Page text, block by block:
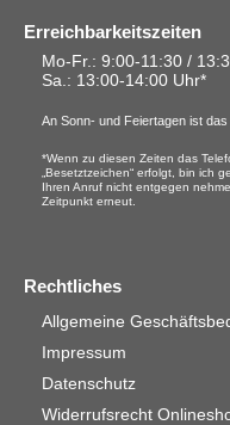
Erreichbarkeitszeiten
Mo-Fr.: 9:00-11:30 /
Sa. : 13:00-14:00 Uhr*
An Sonn- und Feiertagen ist das
*Wenn zu diesen Zeiten das
„Besetztzeichen“ erfolgt, bin ich
Ihren Anruf nicht entgegen
Zeitpunkt erneut.
Rechtliches
Allgemeine
Impressum
Datenschutz
Widerrufsrecht